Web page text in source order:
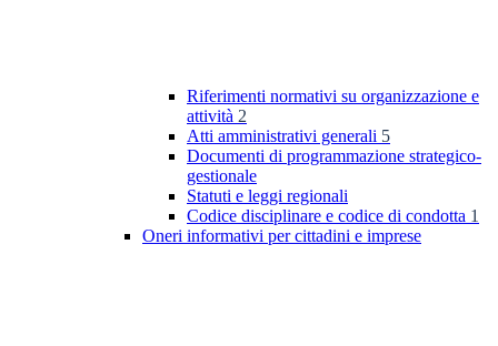
Riferimenti normativi su organizzazione e
attività 2
Atti amministrativi generali 5
Documenti di programmazione strategico-
gestionale
Statuti e leggi regionali
Codice disciplinare e codice di condotta 1
Oneri informativi per cittadini e imprese